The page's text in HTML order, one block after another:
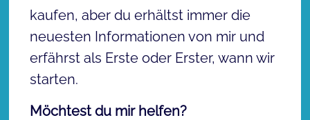
kaufen, aber du erhältst immer die
neuesten Informationen von mir und
erfährst als Erste oder Erster, wann wir
starten.
Möchtest du mir helfen?